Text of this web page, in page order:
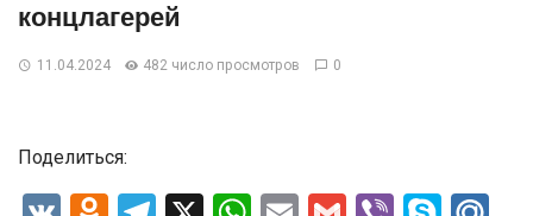
концлагерей
11.04.2024 482 число просмотров 0
Поделиться: